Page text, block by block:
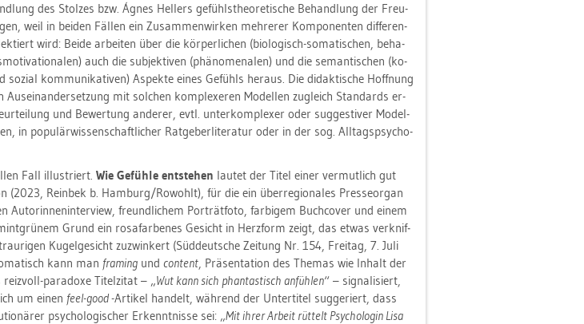
des Stol­zes bzw. Ágnes Hel­lers ge­fühls­theo­re­ti­sche Be­hand­lung der Freu­
weil in bei­den Fäl­len ein Zu­sam­men­wir­ken meh­re­rer Kom­po­nen­ten dif­fe­ren­
wird: Beide ar­bei­ten über die kör­per­li­chen (bio­lo­gisch-so­ma­ti­schen, be­ha­
auch die sub­jek­ti­ven (phä­no­me­na­len) und die se­man­ti­schen (ko­
so­zi­al kom­mu­ni­ka­ti­ven) As­pek­te eines Ge­fühls her­aus. Die di­dak­ti­sche Hoff­nung
Aus­ein­an­der­set­zung mit sol­chen kom­ple­xe­ren Mo­del­len zu­gleich Stan­dards er­
und Be­wer­tung an­de­rer, evtl. un­ter­kom­ple­xer oder sug­ges­ti­ver Mo­del­
in po­pu­lär­wis­sen­schaft­li­cher Rat­ge­ber­li­te­ra­tur oder in der sog. All­tags­psy­cho­
Fall il­lus­triert. Wie Ge­füh­le ent­ste­hen lau­tet der Titel einer ver­mut­lich gut
(2023, Rein­bek b. Ham­burg/Ro­wohlt), für die ein über­re­gio­na­les Pres­se­or­gan
Au­to­rin­nen­in­ter­view, freund­li­chem Por­trät­fo­to, far­bi­gem Buch­co­ver und einem
Grund ein ro­sa­far­be­nes Ge­sicht in Herz­form zeigt, das etwas ver­knif­
Ku­gel­ge­sicht zu­zwin­kert (Süd­deut­sche Zei­tung Nr. 154, Frei­tag, 7. Juli
kann man framingund con­tent, Prä­sen­ta­ti­on des The­mas wie In­halt der
reiz­voll-pa­ra­do­xe Ti­tel­zi­tat – „Wut kann sich phan­tas­tisch an­füh­len“ – si­gna­li­siert,
um einen feel-good-Ar­ti­kel han­delt, wäh­rend der Un­ter­ti­tel sug­ge­riert, dass
psy­cho­lo­gi­scher Er­kennt­nis­se sei: „Mit ihrer Ar­beit rüt­telt Psy­cho­lo­gin Lisa